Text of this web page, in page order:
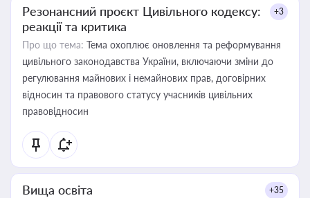
Резонансний проєкт Цивільного кодексу:
реакції та критика
+3
Про що тема: Тема охоплює оновлення та реформування
цивільного законодавства України, включаючи зміни до
регулювання майнових і немайнових прав, договірних
відносин та правового статусу учасників цивільних
правовідносин
Вища освіта +35